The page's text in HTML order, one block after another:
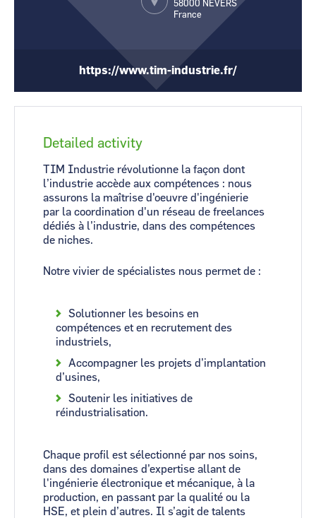
CCI Business
Occitanie
58000 NEVERS
France
https://www.tim-industrie.fr/
Detailed activity
TIM Industrie révolutionne la façon dont
l’industrie accède aux compétences : nous
assurons la maîtrise d'oeuvre d'ingénierie
par la coordination d'un réseau de freelances
dédiés à l’industrie, dans des compétences
de niches.
Notre vivier de spécialistes nous permet de :
Solutionner les besoins en
compétences et en recrutement des
industriels,
Accompagner les projets d’implantation
d’usines,
Soutenir les initiatives de
réindustrialisation.
Chaque profil est sélectionné par nos soins,
dans des domaines d’expertise allant de
l'ingénierie électronique et mécanique, à la
production, en passant par la qualité ou la
HSE, et plein d’autres. Il s’agit de talents